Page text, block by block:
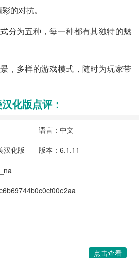
彩的对抗。
分为五种，每一种都有其独特的魅
，多样的游戏模式，随时为玩家带
化版点评：
语言：中文
汉化版
版本：6.1.11
点击查看